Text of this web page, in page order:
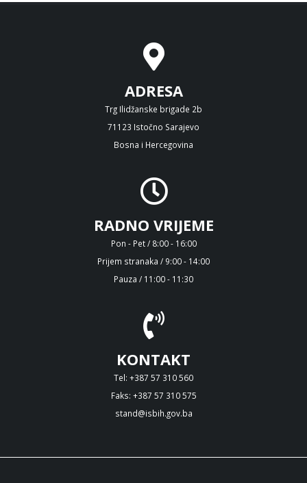
ADRESA
Trg Ilidžanske brigade 2b
71123 Istočno Sarajevo
Bosna i Hercegovina
RADNO VRIJEME
Pon - Pet / 8:00 - 16:00
Prijem stranaka / 9:00 - 14:00
Pauza / 11:00 - 11:30
KONTAKT
Tel: +387 57 310 560
Faks: +387 57 310 575
stand@isbih.gov.ba